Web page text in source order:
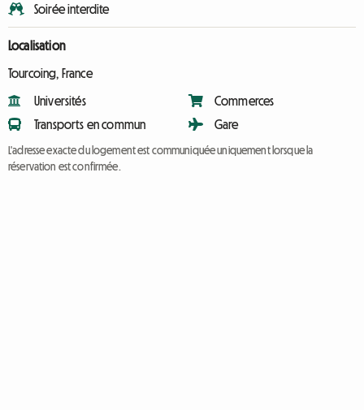
Soirée interdite
Localisation
Tourcoing, France
Universités
Transports en commun
Commerces
Gare
L'adresse exacte du logement est communiquée uniquement lorsque la
réservation est confirmée.